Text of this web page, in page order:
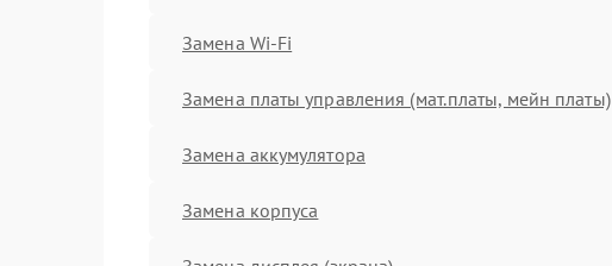
Замена Wi-Fi
Замена платы управления (мат.платы, мейн платы)
Замена аккумулятора
Замена корпуса